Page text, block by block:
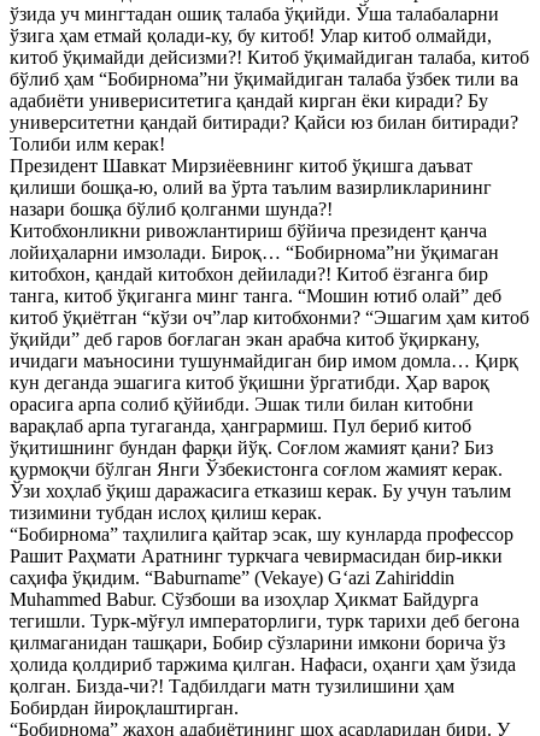
ўзида уч мингтадан ошиқ талаба ўқийди. Ўша талабаларни
ўзига ҳам етмай қолади-ку, бу китоб! Улар китоб олмайди,
китоб ўқимайди дейсизми?! Китоб ўқимайдиган талаба, китоб
бўлиб ҳам “Бобирнома”ни ўқимайдиган талаба ўзбек тили ва
адабиёти универиситетига қандай кирган ёки киради? Бу
университетни қандай битиради? Қайси юз билан битиради?
Толиби илм керак!
Президент Шавкат Мирзиёевнинг китоб ўқишга даъват
қилиши бошқа-ю, олий ва ўрта таълим вазирликларининг
назари бошқа бўлиб қолганми шунда?!
Китобхонликни ривожлантириш бўйича президент қанча
лойиҳаларни имзолади. Бироқ… “Бобирнома”ни ўқимаган
китобхон, қандай китобхон дейилади?! Китоб ёзганга бир
танга, китоб ўқиганга минг танга. “Мошин ютиб олай” деб
китоб ўқиётган “кўзи оч”лар китобхонми? “Эшагим ҳам китоб
ўқийди” деб гаров боғлаган экан арабча китоб ўқиркану,
ичидаги маъносини тушунмайдиган бир имом домла… Қирқ
кун деганда эшагига китоб ўқишни ўргатибди. Ҳар вароқ
орасига арпа солиб қўйибди. Эшак тили билан китобни
варақлаб арпа тугаганда, ҳангрармиш. Пул бериб китоб
ўқитишнинг бундан фарқи йўқ. Соғлом жамият қани? Биз
қурмоқчи бўлган Янги Ўзбекистонга соғлом жамият керак.
Ўзи хоҳлаб ўқиш даражасига етказиш керак. Бу учун таълим
тизимини тубдан ислоҳ қилиш керак.
“Бобирнома” таҳлилига қайтар эсак, шу кунларда профессор
Рашит Раҳмати Аратнинг туркчага чевирмасидан бир-икки
саҳифа ўқидим. “Baburname” (Vekaye) Gʻazi Zahiriddin
Muhammed Babur. Сўзбоши ва изоҳлар Ҳикмат Байдурга
тегишли. Турк-мўғул императорлиги, турк тарихи деб бегона
қилмаганидан ташқари, Бобир сўзларини имкони борича ўз
ҳолида қолдириб таржима қилган. Нафаси, оҳанги ҳам ўзида
қолган. Бизда-чи?! Тадбилдаги матн тузилишини ҳам
Бобирдан йироқлаштирган.
“Бобирнома” жаҳон адабиётининг шоҳ асарларидан бири. У